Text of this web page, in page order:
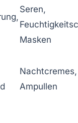
Seren,
Masken
Nachtcremes,
Ampullen